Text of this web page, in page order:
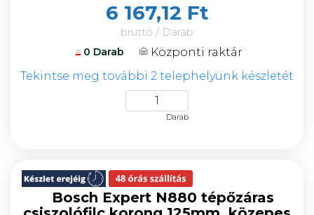
6 167,12 Ft
bruttó / Darab
0 Darab
Központi raktár
Tekintse meg további 2 telephelyünk készletét
Darab
Bosch Expert N880 tépőzáras